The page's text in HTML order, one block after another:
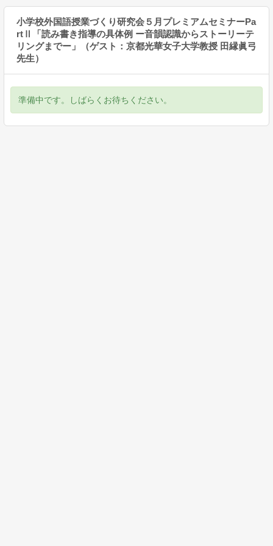
小学校外国語授業づくり研究会５月プレミアムセミナーPa
rtⅡ「読み書き指導の具体例 ー音韻認識からストーリーテ
リングまでー」（ゲスト：京都光華女子大学教授 田縁眞弓
先生）
準備中です。しばらくお待ちください。